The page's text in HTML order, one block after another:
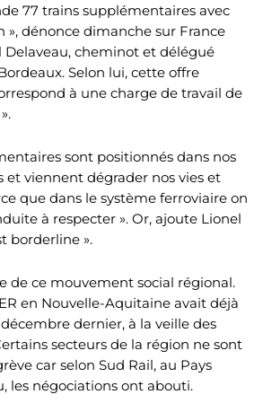
77 trains supplémentaires avec
dénonce dimanche sur France
Delaveau, cheminot et délégué
Selon lui, cette offre
à une charge de travail de
sont positionnés dans nos
et viennent dégrader nos vies et
que dans le système ferroviaire on
à respecter ». Or, ajoute Lionel
borderline ».
de ce mouvement social régional.
en Nouvelle-Aquitaine avait déjà
dernier, à la veille des
secteurs de la région ne sont
car selon Sud Rail, au Pays
les négociations ont abouti.